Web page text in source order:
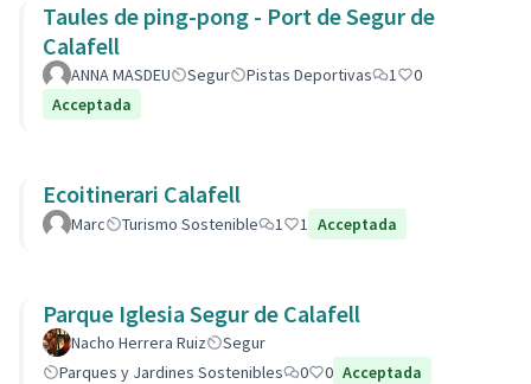
Taules de ping-pong - Port de Segur de
Calafell
ANNA MASDEU Segur Pistas Deportivas 1
0
Acceptada
Ecoitinerari Calafell
Marc Turismo Sostenible 1 1 Acceptada
Parque Iglesia Segur de Calafell
Nacho Herrera Ruiz
Segur
Parques y Jardines Sostenibles
0 0 Acceptada